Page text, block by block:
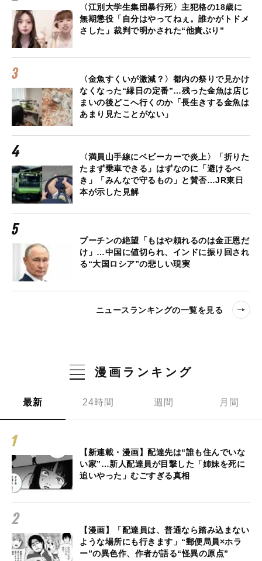
〈江別大学生集団暴行死〉主犯格の18歳に
無期懲役「自分はやってねぇ。誰かがトドメ
さした」裁判で明かされた“他責ぶり”
〈金魚すくいが激減？〉都内の祭りで見かけ
なくなった“縁日の定番”…残った金魚は店じ
まいの後どこへ行くのか「長生きする金魚は
あまり見たことがない」
〈満員山手線にベビーカーで炎上〉「折りた
たまず乗車できる」はずなのに「避けるべ
き」「みんなで守るもの」と賛否…JR東日
本が示した見解
プーチンの絶望「もはや頼れるのは金正恩だ
け」…中国に値切られ、インドに振り回され
る“大国ロシア”の悲しい現実
ニュースランキングの一覧を見る
漫画ランキング
最新 24時間 週間 月間
【新連載・漫画】配達先は“誰も住んでいな
い家”…新人配達員が目撃した「姉妹を死に
追いやった」むごすぎる真相
【漫画】「配達員は、普通なら踏み込まない
ような場所にも行きます」“郵便局員×ホラ
ー”の異色作、作者が語る“怪異の原点”